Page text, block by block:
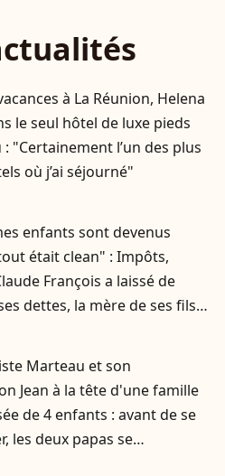
à La Réunion, Helena
le seul hôtel de luxe pieds
: "Certainement l’un des plus
où j’ai séjourné"
enfants sont devenus
était clean" : Impôts,
François a laissé de
dettes, la mère de ses fils
de tout
Marteau et son
Jean à la tête d'une famille
de 4 enfants : avant de se
les deux papas se
depuis des années